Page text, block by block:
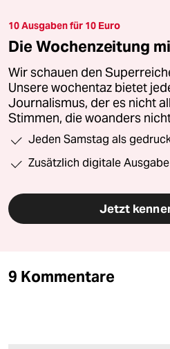
10 Ausgaben für 10 Euro
Die Wochenzeitung
Wir schauen den
Unsere wochentaz bietet
Journalismus, der es nicht
Stimmen, die woanders
Jeden Samstag als
Zusätzlich digitale
Jetzt
9 Kommentare